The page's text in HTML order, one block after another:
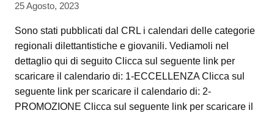
25 Agosto, 2023
Sono stati pubblicati dal CRL i calendari delle categorie
regionali dilettantistiche e giovanili. Vediamoli nel
dettaglio qui di seguito Clicca sul seguente link per
scaricare il calendario di: 1-ECCELLENZA Clicca sul
seguente link per scaricare il calendario di: 2-
PROMOZIONE Clicca sul seguente link per scaricare il